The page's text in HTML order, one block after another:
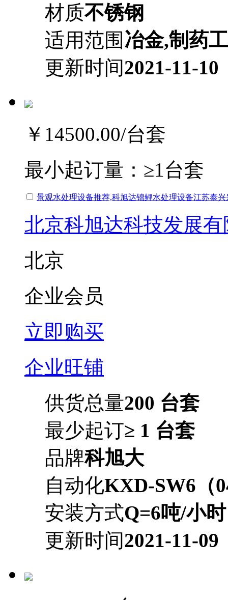
材质不锈钢
适用范围 冶金,制药
更新时间2021-11-10
￥14500.00/台套
最小起订量： ≥1台套
景观水处理设备推荐,科旭达锦鲤水处理设备江苏泰
北京科旭达科技发展
北京
企业会员
立即购买
企业旺铺
供货总量200 台套
最少起订≥ 1 台套
品牌科旭大
自动化KXD-SW6（
安装方式Q=6吨/小时
更新时间2021-11-09